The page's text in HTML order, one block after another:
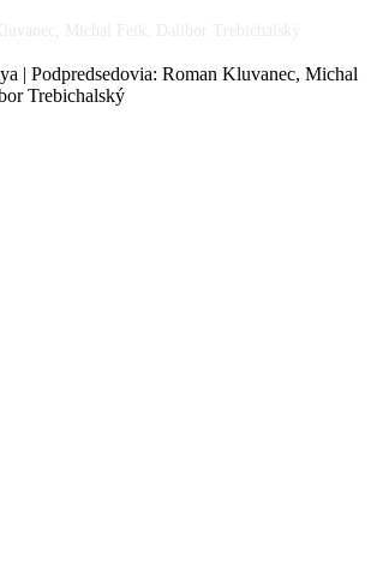
| Podpredsedovia: Roman Kluvanec, Michal
Trebichalský